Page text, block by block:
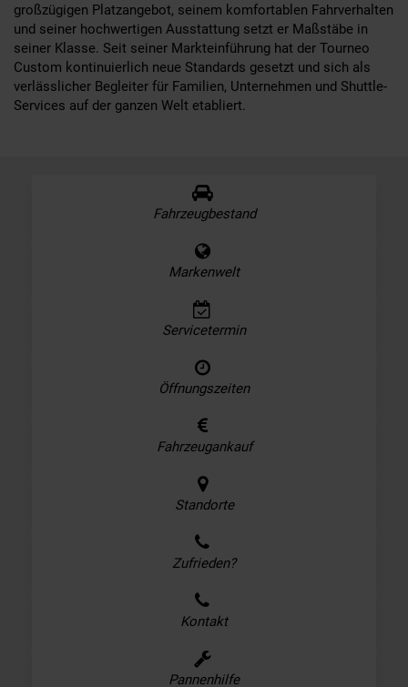
großzügigen Platzangebot, seinem komfortablen Fahrverhalten
und seiner hochwertigen Ausstattung setzt er Maßstäbe in
seiner Klasse. Seit seiner Markteinführung hat der Tourneo
Custom kontinuierlich neue Standards gesetzt und sich als
verlässlicher Begleiter für Familien, Unternehmen und Shuttle-
Services auf der ganzen Welt etabliert.
Fahrzeugbestand
Markenwelt
Servicetermin
Öffnungszeiten
Fahrzeugankauf
Standorte
Zufrieden?
Kontakt
Pannenhilfe